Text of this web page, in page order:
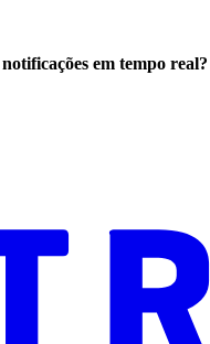
notificações em tempo real?